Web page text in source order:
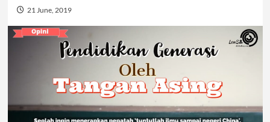
21 June, 2019